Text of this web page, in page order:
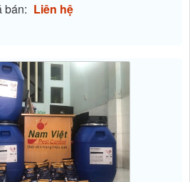
bán: Liên hệ